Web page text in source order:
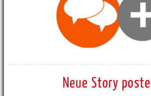
Neue Story